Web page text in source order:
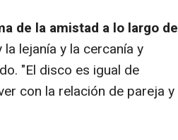
de la amistad a lo largo de
lejanía y la cercanía y
"El disco es igual de
con la relación de pareja y